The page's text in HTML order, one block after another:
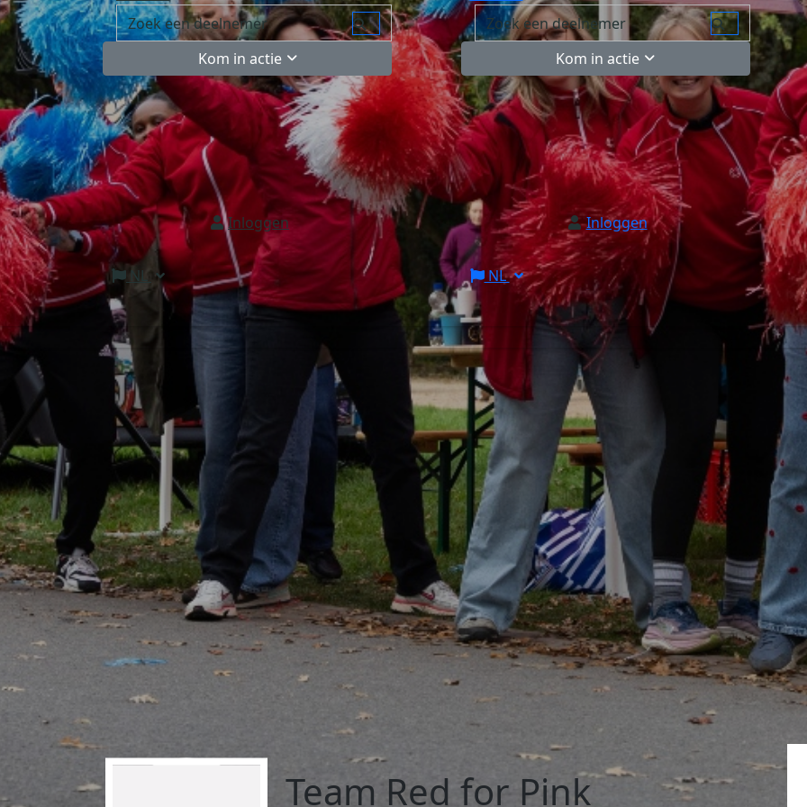
Kom in actie
Inloggen
NL
Kom in actie
Inloggen
NL
Team Red for Pink